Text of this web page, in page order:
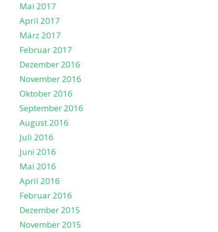
Mai 2017
April 2017
März 2017
Februar 2017
Dezember 2016
November 2016
Oktober 2016
September 2016
August 2016
Juli 2016
Juni 2016
Mai 2016
April 2016
Februar 2016
Dezember 2015
November 2015